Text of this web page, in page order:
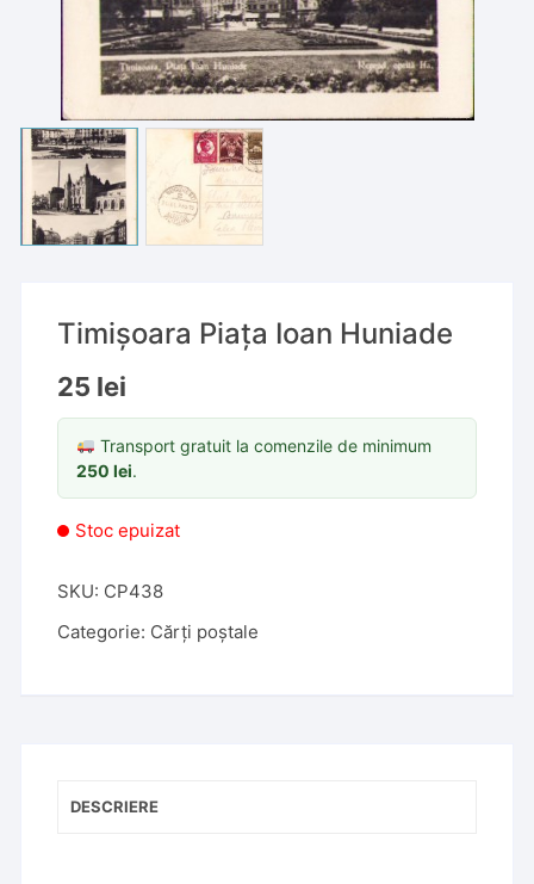
Timișoara Piața Ioan Huniade
25 lei
Transport gratuit la comenzile de minimum
250lei.
Stoc epuizat
SKU: CP438
Categorie: Cărți poștale
DESCRIERE